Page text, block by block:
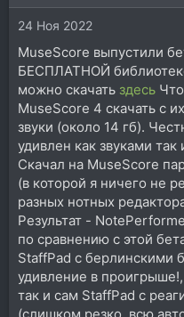
и
:24 Ноя 2022
MuseScore выпустили
БЕСПЛАТНОЙ
можно скачать здесь
MuseScore 4 скачать с
звуки (около 14 гб).
удивлен как звуками
Скачал на MuseScore
(в которой я ничего не
разных нотных
Результат -
по сравнению с этой
StaffPad с берлинскими
удивление в
так и сам StaffPad с
(слишком резко, всю